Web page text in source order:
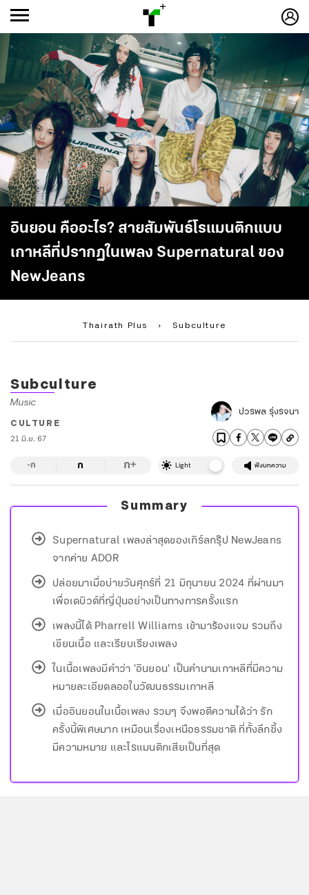
อินยอน คืออะไร? สายสัมพันธ์โรแมนติกแบบ
เกาหลีที่ปรากฏในเพลง Supernatural ของ
NewJeans
Thairath Plus › Subculture
-ก
Subculture
Music
CULTURE
21 มิ.ย. 67
ปวรพล รุ่งรจนา
-ก ก ก+ Light ฟังบทความ
Summary
Supernatural เพลงล่าสุดของเกิร์ลกรุ๊ป NewJeans
จากค่าย ADOR
ปล่อยมาเมื่อบ่ายวันศุกร์ที่ 21 มิถุนายน 2024 ที่ผ่านมา
เพื่อเดบิวต์ที่ญี่ปุ่นอย่างเป็นทางการครั้งแรก
เพลงนี้ได้ Pharrell Williams เข้ามาร้องแจม รวมถึง
เขียนเนื้อ และเรียบเรียงเพลง
ในเนื้อเพลงมีคำว่า 'อินยอน' เป็นคำนามเกาหลีที่มีความ
หมายละเอียดลออในวัฒนธรรมเกาหลี
เมื่ออินยอนในเนื้อเพลง รวมๆ จึงพอตีความได้ว่า รัก
ครั้งนี้พิเศษมาก เหมือนเรื่องเหนือธรรมชาติ ที่ทั้งลึกซึ้ง
มีความหมาย และโรแมนติกเสียเป็นที่สุด